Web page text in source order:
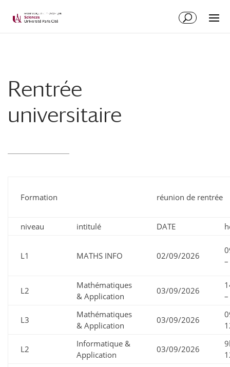
Rentrée
universitaire
Formation réunion de rentrée
niveau intitulé DATE
L1 MATHS INFO 02/09/2026
L2
Mathématiques
& Application
03/09/2026
L3
Mathématiques
& Application
03/09/2026
L2
Informatique &
Application
03/09/2026